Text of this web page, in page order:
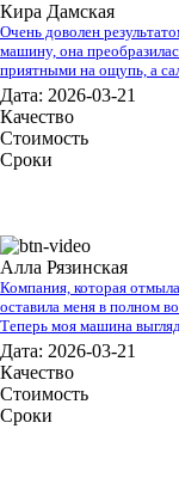
Кира Дамская
Очень доволен
машину, она
приятными на ощупь, а
машина выглядит и
профессиональную работу!
Дата: 2026-03-21
Качество
Стоимость
Сроки
Алла Рязинская
Компания, которая
оставила меня в полном
Теперь моя машина
Дата: 2026-03-21
Качество
Стоимость
Сроки